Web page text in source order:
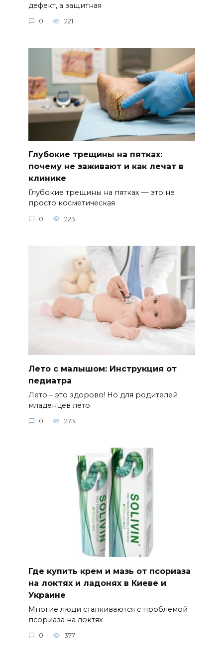
дефект, а защитная
0 221
Глубокие трещины на пятках:
почему не заживают и как лечат в
клинике
Глубокие трещины на пятках — это не
просто косметическая
0 223
Лето с малышом: Инструкция от
педиатра
Лето – это здорово! Но для родителей
младенцев лето
0 273
Где купить крем и мазь от псориаза
на локтях и ладонях в Киеве и
Украине
Многие люди сталкиваются с проблемой
псориаза на локтях
0 377